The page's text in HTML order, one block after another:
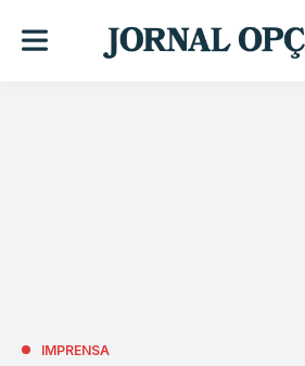
IMPRENSA